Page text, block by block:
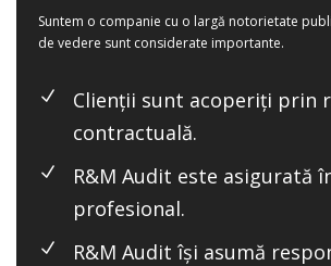
Suntem o companie cu o largă notorietate
de vedere sunt considerate importante.
Clienții sunt acoperiți prin
contractuală.
R&M Audit este asigurată
profesional.
R&M Audit își asumă